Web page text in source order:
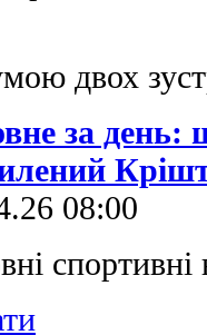
двох
за
08:00